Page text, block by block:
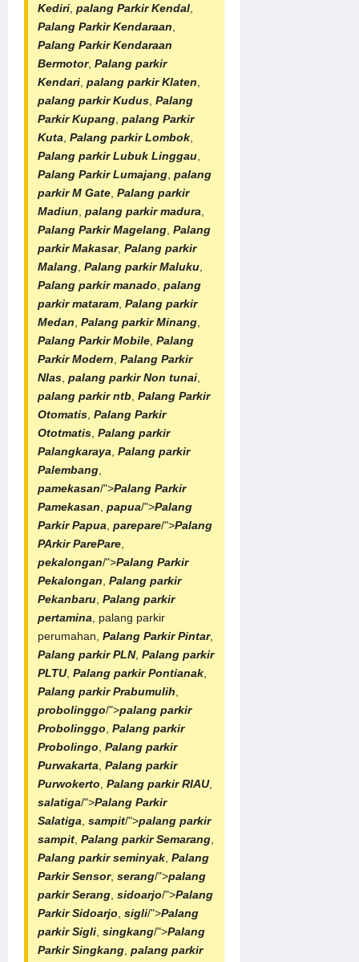
Kediri palang Parkir Kendal
Palang Parkir Kendaraan
Palang Parkir Kendaraan
Bermotor, Palang parkir
Kendari palang parkir Klaten
palang parkir Kudus Palang
Parkir Kupang palang Parkir
Kuta Palang parkir Lombok
Palang parkir Lubuk Linggau
Palang Parkir Lumajang palang
parkir M Gate Palang parkir
Madiun palang parkir madura
Palang Parkir Magelang Palang
parkir Makasar, Palang parkir
Malang Palang parkir Maluku
Palang parkir manado palang
parkir mataram Palang parkir
Medan Palang parkir Minang
Palang Parkir Mobile Palang
Parkir Modern Palang Parkir
NIas palang parkir Non tunai
palang parkir ntb Palang Parkir
Otomatis Palang Parkir
Ototmatis Palang parkir
Palangkaraya Palang parkir
Palembang
pamekasan/">Palang Parkir
Pamekasan papua/">Palang
Parkir Papua parepare/">Palang
PArkir ParePare
pekalongan/">Palang Parkir
Pekalongan Palang parkir
Pekanbaru Palang parkir
pertamina , palang parkir
perumahan, Palang Parkir Pintar,
Palang parkir PLN, Palang parkir
PLTU, Palang parkir Pontianak
Palang parkir Prabumulih
probolinggo/">palang parkir
Probolinggo Palang parkir
Probolingo Palang parkir
Purwakarta Palang parkir
Purwokerto Palang parkir RIAU,
salatiga/">Palang Parkir
Salatiga sampit/">palang parkir
sampit Palang parkir Semarang
Palang parkir seminyak Palang
Parkir Sensor, serang/">palang
parkir Serang sidoarjo/">Palang
Parkir Sidoarjo sigli/">Palang
parkir Sigli singkang/">Palang
Parkir Singkang palang parkir